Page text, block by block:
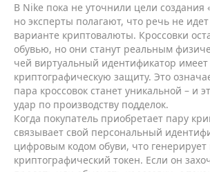
В Nike пока не уточнили цели создания
но эксперты полагают, что речь не
варианте криптовалюты. Кроссовки
обувью, но они станут реальным
чей виртуальный идентификатор имеет
криптографическую защиту. Это
пара кроссовок станет уникальной – и
удар по производству подделок.
Когда покупатель приобретает пару
связывает свой персональный
цифровым кодом обуви, что
криптографический токен. Если он